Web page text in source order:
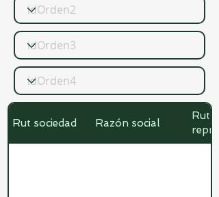
Rut sociedad Razón social
Rut